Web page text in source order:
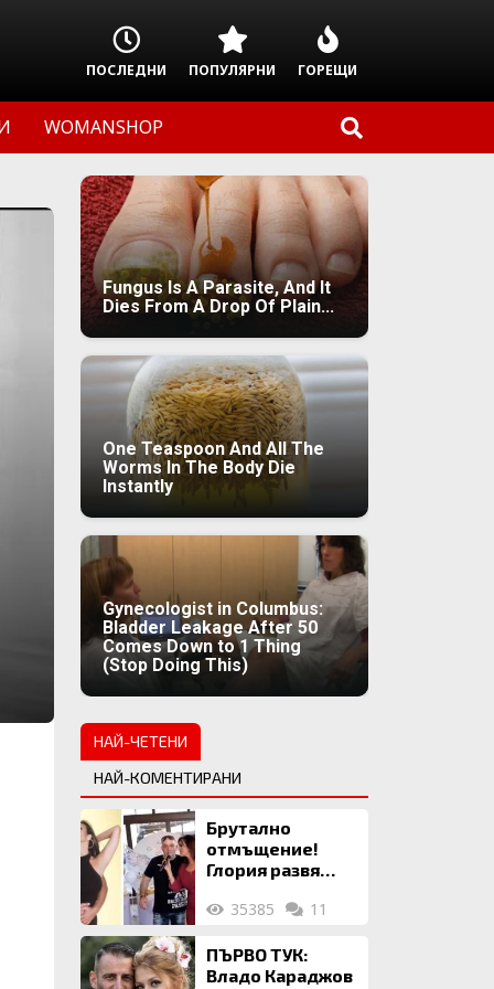
ПОСЛЕДНИ ПОПУЛЯРНИ ГОРЕЩИ
WOMANSHOP
Fungus Is A Parasite, And It
Dies From A Drop Of Plain...
One Teaspoon And All The
Worms In The Body Die
Instantly
Gynecologist in Columbus:
Bladder Leakage After 50
Comes Down to 1 Thing
(Stop Doing This)
НАЙ-ЧЕТЕНИ
НАЙ-КОМЕНТИРАНИ
Брутално
отмъщение!
Глория развя
на Илия: Ожени
жена, заряза
Симона, за да
35385 11
ПЪРВО ТУК:
Владо Караджов